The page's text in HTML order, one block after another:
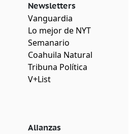
Newsletters
Vanguardia
Lo mejor de NYT
Semanario
Coahuila Natural
Tribuna Política
V+List
Alianzas